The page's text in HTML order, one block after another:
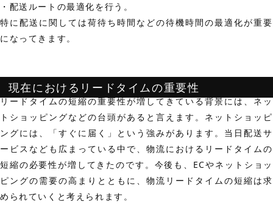
・配送ルートの最適化を行う。
特に配送に関しては荷待ち時間などの待機時間の最適化が重要
になってきます。
現在におけるリードタイムの重要性
リードタイムの短縮の重要性が増してきている背景には、ネッ
トショッピングなどの台頭があると言えます。ネットショッピ
ングには、
「すぐに届く」 という強みがあります。当日配送サ
ービスなども広まっている中で、物流におけるリードタイムの
短縮の必要性が増してきたのです。今後も、ECやネットショッ
ピングの需要の高まりとともに、物流リードタイムの短縮は求
められていくと考えられます。